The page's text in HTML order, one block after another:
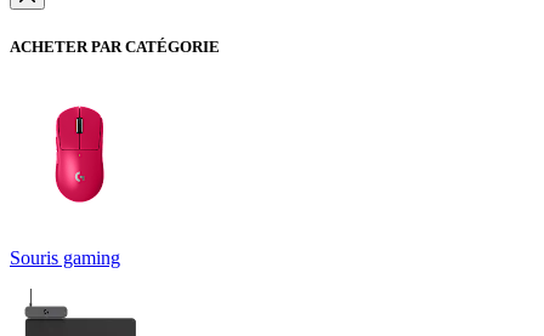
ACHETER PAR CATÉGORIE
Souris gaming